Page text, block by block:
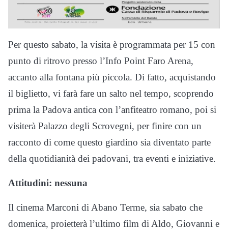
Per questo sabato, la visita è programmata per 15 con
punto di ritrovo presso l’Info Point Faro Arena,
accanto alla fontana più piccola. Di fatto, acquistando
il biglietto, vi farà fare un salto nel tempo, scoprendo
prima la Padova antica con l’anfiteatro romano, poi si
visiterà Palazzo degli Scrovegni, per finire con un
racconto di come questo giardino sia diventato parte
della quotidianità dei padovani, tra eventi e iniziative.
Attitudini: nessuna
Il cinema Marconi di Abano Terme, sia sabato che
domenica, proietterà l’ultimo film di Aldo, Giovanni e